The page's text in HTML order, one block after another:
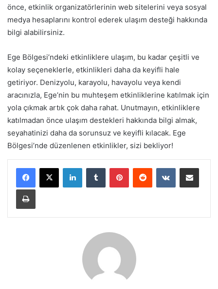
önce, etkinlik organizatörlerinin web sitelerini veya sosyal
medya hesaplarını kontrol ederek ulaşım desteği hakkında
bilgi alabilirsiniz.
Ege Bölgesi’ndeki etkinliklere ulaşım, bu kadar çeşitli ve
kolay seçeneklerle, etkinlikleri daha da keyifli hale
getiriyor. Denizyolu, karayolu, havayolu veya kendi
aracınızla, Ege’nin bu muhteşem etkinliklerine katılmak için
yola çıkmak artık çok daha rahat. Unutmayın, etkinliklere
katılmadan önce ulaşım destekleri hakkında bilgi almak,
seyahatinizi daha da sorunsuz ve keyifli kılacak. Ege
Bölgesi’nde düzenlenen etkinlikler, sizi bekliyor!
LinkedInTumblr PinterestReddit VKontakteE-Posta ile paylaş
Yazdır